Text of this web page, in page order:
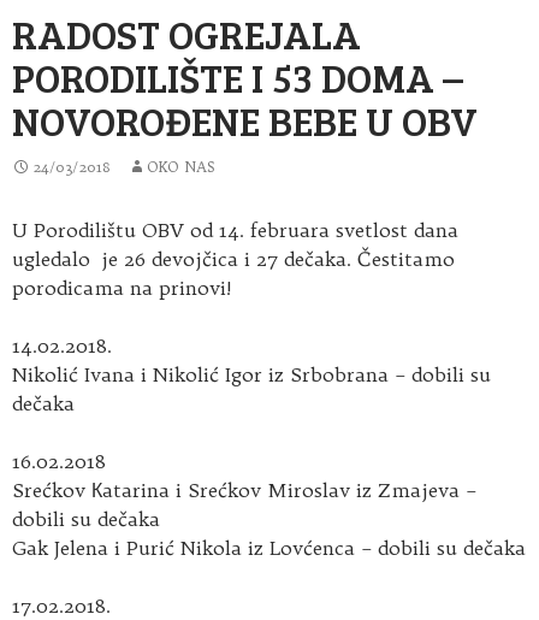
RADOST OGREJALA
PORODILIŠTE I 53 DOMA –
NOVOROĐENE BEBE U OBV
24/03/2018 OKO NAS
U Porodilištu OBV od 14. februara svetlost dana
ugledalo je 26 devojčica i 27 dečaka. Čestitamo
porodicama na prinovi!
14.02.2018.
Nikolić Ivana i Nikolić Igor iz Srbobrana – dobili su
dečaka
16.02.2018
Srećkov Кatarina i Srećkov Miroslav iz Zmajeva –
dobili su dečaka
Gak Jelena i Purić Nikola iz Lovćenca – dobili su dečaka
17.02.2018.